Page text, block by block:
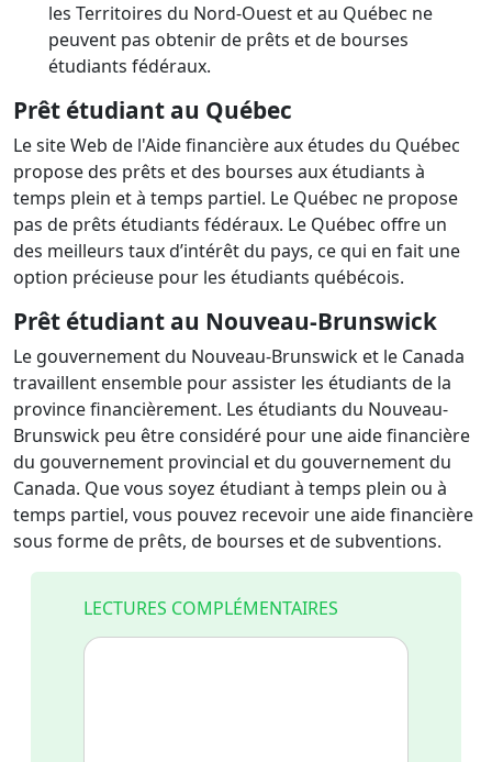
les Territoires du Nord-Ouest et au Québec ne
peuvent pas obtenir de prêts et de bourses
étudiants fédéraux.
Prêt étudiant au Québec
Le site Web de l'Aide financière aux études du Québec
propose des prêts et des bourses aux étudiants à
temps plein et à temps partiel. Le Québec ne propose
pas de prêts étudiants fédéraux. Le Québec offre un
des meilleurs taux d’intérêt du pays, ce qui en fait une
option précieuse pour les étudiants québécois.
Prêt étudiant au Nouveau-Brunswick
Le gouvernement du Nouveau-Brunswick et le Canada
travaillent ensemble pour assister les étudiants de la
province financièrement. Les étudiants du Nouveau-
Brunswick peu être considéré pour une aide financière
du gouvernement provincial et du gouvernement du
Canada. Que vous soyez étudiant à temps plein ou à
temps partiel, vous pouvez recevoir une aide financière
sous forme de prêts, de bourses et de subventions.
LECTURES COMPLÉMENTAIRES